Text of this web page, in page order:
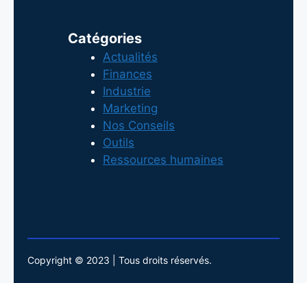
Catégories
Actualités
Finances
Industrie
Marketing
Nos Conseils
Outils
Ressources humaines
Copyright © 2023 | Tous droits réservés.